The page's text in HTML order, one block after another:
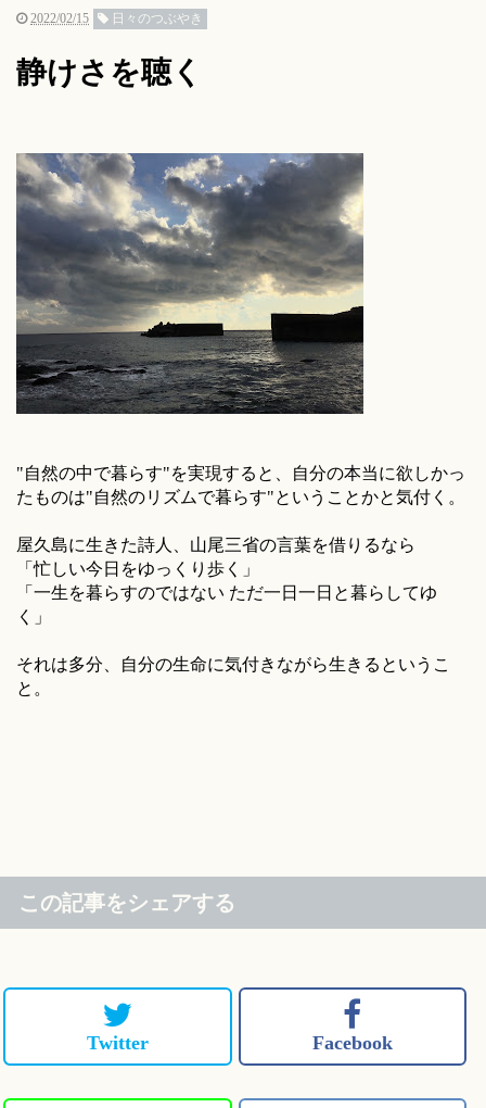
2022/02/15 日々のつぶやき
静けさを聴く
"自然の中で暮らす"を実現すると、自分の本当に欲しかっ
たものは"自然のリズムで暮らす"ということかと気付く。
屋久島に生きた詩人、山尾三省の言葉を借りるなら
「忙しい今日をゆっくり歩く」
「一生を暮らすのではない ただ一日一日と暮らしてゆ
く」
それは多分、自分の生命に気付きながら生きるというこ
と。
この記事をシェアする
Twitter Facebook